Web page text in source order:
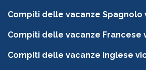
Compiti delle vacanze Spagnolo
Compiti delle vacanze Francese
Compiti delle vacanze Inglese